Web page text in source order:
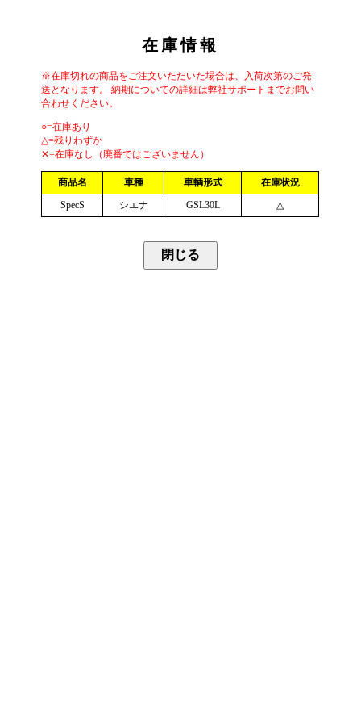
在庫情報
※在庫切れの商品をご注文いただいた場合は、入荷次第のご発
送となります。 納期についての詳細は弊社サポートまでお問い
合わせください。
○=在庫あり
△=残りわずか
✕=在庫なし（廃番ではございません）
商品名 車種 車輌形式
在庫状況
SpecS
シエナ GSL30L △